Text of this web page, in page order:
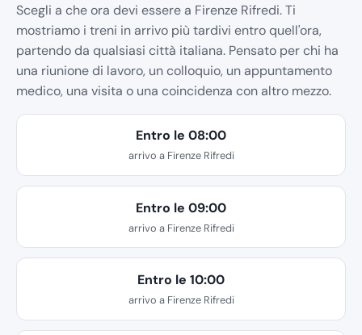
Scegli a che ora devi essere a Firenze Rifredi. Ti
mostriamo i treni in arrivo più tardivi entro quell'ora,
partendo da qualsiasi città italiana. Pensato per chi ha
una riunione di lavoro, un colloquio, un appuntamento
medico, una visita o una coincidenza con altro mezzo.
Entro le 08:00
arrivo a Firenze Rifredi
Entro le 09:00
arrivo a Firenze Rifredi
Entro le 10:00
arrivo a Firenze Rifredi